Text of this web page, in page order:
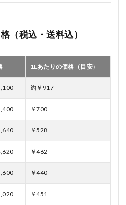
（税込・送料込）
1Lあたりの価格（目安）
約￥917
￥700
￥528
￥462
￥440
￥451